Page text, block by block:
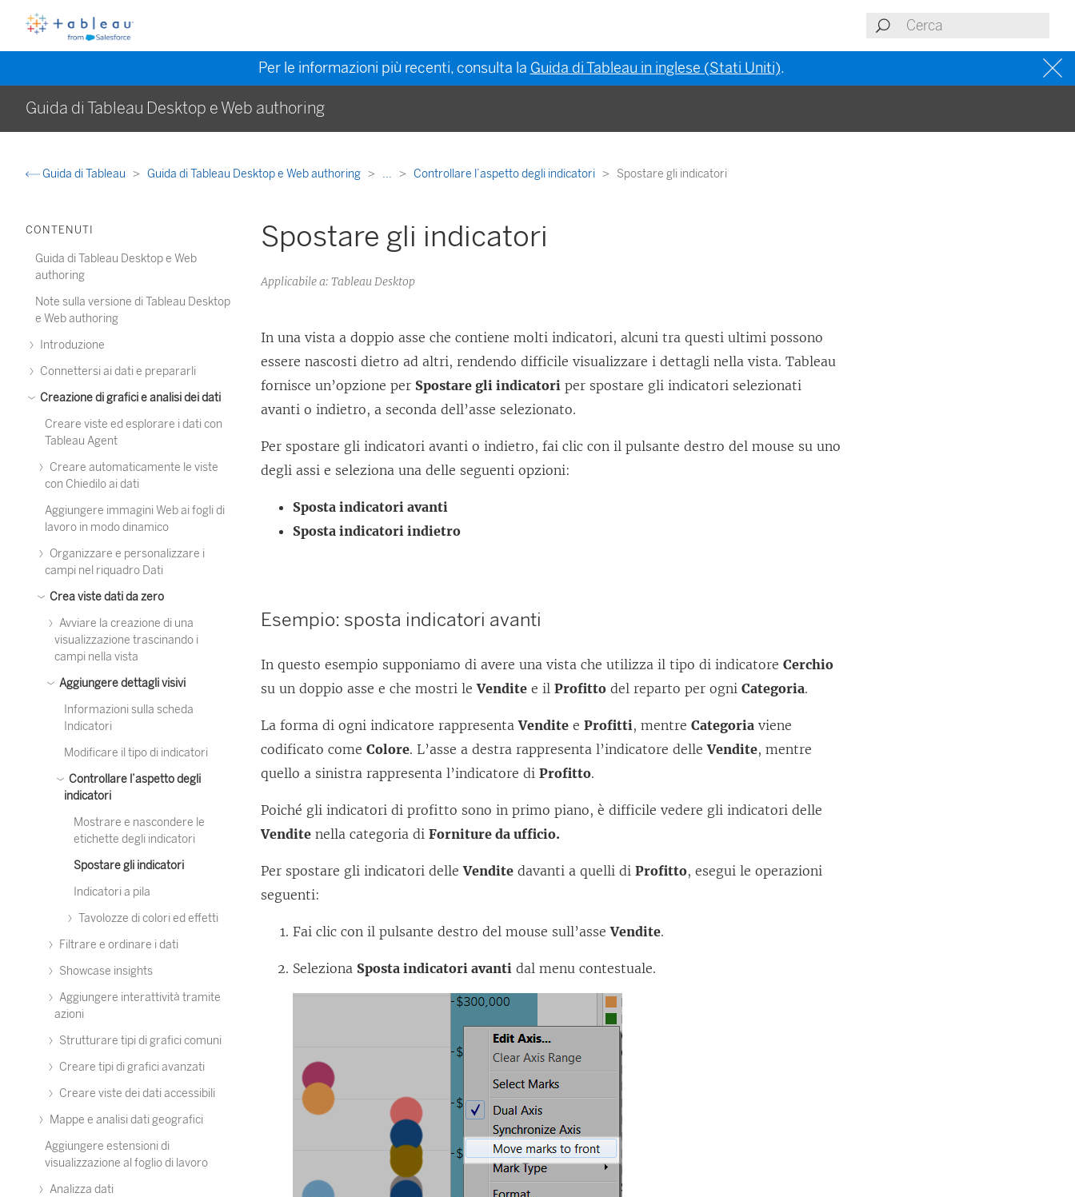
Per le informazioni più recenti, consulta la Guida di Tableau in inglese (Stati Uniti).
Guida di Tableau Desktop e Web authoring
Guida di Tableau Guida di Tableau Desktop e Web authoring ... Controllare l’aspetto degli indicatori Spostare gli indicatori
CONTENUTI
Guida di Tableau Desktop e Web
authoring
Note sulla versione di Tableau Desktop
e Web authoring
Introduzione
Connettersi ai dati e prepararli
Creazione di grafici e analisi dei dati
Creare viste ed esplorare i dati con
Tableau Agent
Creare automaticamente le viste
con Chiedilo ai dati
Aggiungere immagini Web ai fogli di
lavoro in modo dinamico
Organizzare e personalizzare i
campi nel riquadro Dati
Crea viste dati da zero
Avviare la creazione di una
visualizzazione trascinando i
campi nella vista
Aggiungere dettagli visivi
Informazioni sulla scheda
Indicatori
Modificare il tipo di indicatori
Controllare l’aspetto degli
indicatori
Mostrare e nascondere le
etichette degli indicatori
Spostare gli indicatori
Indicatori a pila
Tavolozze di colori ed effetti
Filtrare e ordinare i dati
Showcase insights
Aggiungere interattività tramite
azioni
Strutturare tipi di grafici comuni
Creare tipi di grafici avanzati
Creare viste dei dati accessibili
Mappe e analisi dati geografici
Aggiungere estensioni di
visualizzazione al foglio di lavoro
Analizza dati
Spostare gli indicatori
Applicabile a: Tableau Desktop
In una vista a doppio asse che contiene molti indicatori, alcuni tra questi ultimi possono
essere nascosti dietro ad altri, rendendo difficile visualizzare i dettagli nella vista. Tableau
fornisce un’opzione per Spostare gli indicatori per spostare gli indicatori selezionati
avanti o indietro, a seconda dell’asse selezionato.
Per spostare gli indicatori avanti o indietro, fai clic con il pulsante destro del mouse su uno
degli assi e seleziona una delle seguenti opzioni:
Sposta indicatori avanti
Sposta indicatori indietro
Esempio: sposta indicatori avanti
In questo esempio supponiamo di avere una vista che utilizza il tipo di indicatoreCerchio
su un doppio asse e che mostri leVendite e ilProfitto del reparto per ogniCategoria.
La forma di ogni indicatore rappresentaVendite eProfitti, mentreCategoria viene
codificato comeColore. L’asse a destra rappresenta l’indicatore delleVendite, mentre
quello a sinistra rappresenta l’indicatore diProfitto.
Poiché gli indicatori di profitto sono in primo piano, è difficile vedere gli indicatori delle
Vendite nella categoria diForniture da ufficio.
Per spostare gli indicatori delleVendite davanti a quelli diProfitto, esegui le operazioni
seguenti:
Fai clic con il pulsante destro del mouse sull’asseVendite.
Seleziona Sposta indicatori avanti dal menu contestuale.